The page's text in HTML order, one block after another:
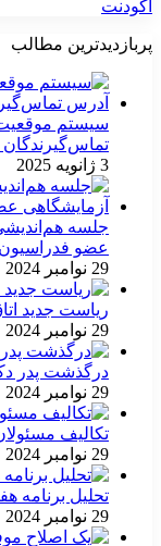
آکودنت
پربازدیدترین مطالب
سیستم
تماس‌گیرندگان ۱۱۵
3 ژانویه 2025
جلسه
عضو
29 نوامبر 2024
ریاست جدید
29 نوامبر 2024
درگذشت پدر
29 نوامبر 2024
تکالیف
29 نوامبر 2024
تحلیل برنامه
29 نوامبر 2024